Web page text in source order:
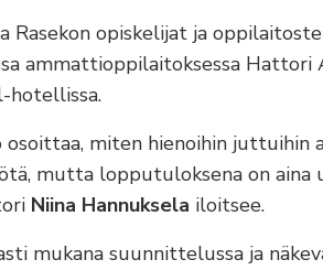
Rasekon opiskelijat ja
ammattioppilaitoksessa Hattori
hotellissa.
miten hienoihin juttuihin
mutta lopputuloksena on aina
Niina Hannuksela iloitsee.
mukana suunnittelussa ja